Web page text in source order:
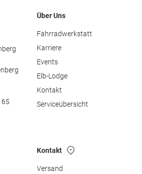
65
Über Uns
Fahrradwerkstatt
Karriere
Events
Elb-Lodge
Kontakt
Serviceübersicht
Kontakt
Versand